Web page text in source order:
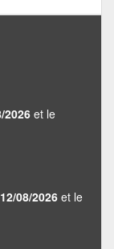
2026et le
12/08/2026 et le